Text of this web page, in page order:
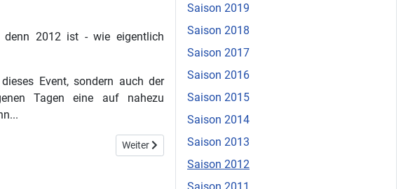
2012 ist - wie eigentlich
Event, sondern auch der
Tagen eine auf nahezu
Nächster Beitrag: Mikka wieder im Goldrausch
Weiter
Saison 2019
Saison 2018
Saison 2017
Saison 2016
Saison 2015
Saison 2014
Saison 2013
Saison 2012
Saison 2011